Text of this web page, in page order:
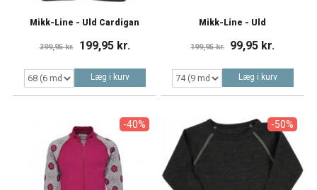
Mikk-Line - Uld Cardigan
399,95 kr. 199,95 kr.
Læg i kurv
Mikk-Line - Uld
199,95 kr. 99,95 kr.
Læg i kurv
-40% -50%